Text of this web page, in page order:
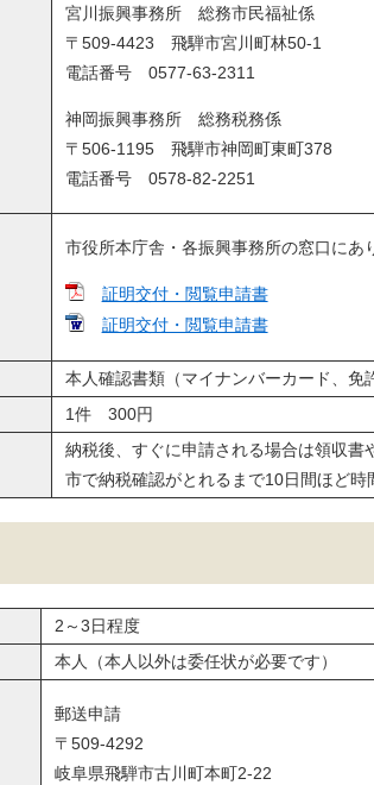
宮川振興事務所 総務市民福祉係
〒509-4423 飛騨市宮川町林50-1
電話番号 0577-63-2311
神岡振興事務所 総務税務係
〒506-1195 飛騨市神岡町東町378
電話番号 0578-82-2251
市役所本庁舎・各振興事務所の窓口にあ
証明交付・閲覧申請書
証明交付・閲覧申請書
本人確認書類​（マイナンバーカード、免
1件 300円
納税後、すぐに申請される場合は領収書
市で納税確認がとれるまで10日間ほど時
2～3日程度
本人（本人以外は委任状が必要です）
郵送申請
〒509-4292
岐阜県飛騨市古川町本町2-22